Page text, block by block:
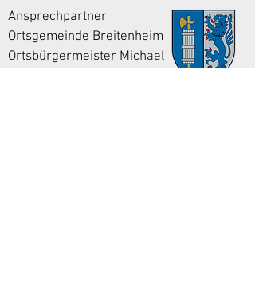
Ansprechpartner
Ortsgemeinde Breitenheim
Ortsbürgermeister Michael